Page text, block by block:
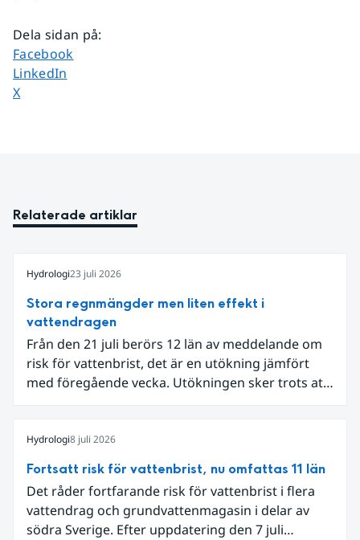
Dela sidan på:
Dela sidan på
Facebook
Dela sidan på
LinkedIn
Dela sidan på
X
Relaterade artiklar
Hydrologi23 juli 2026
Stora regnmängder men liten effekt i
vattendragen
Från den 21 juli berörs 12 län av meddelande om
risk för vattenbrist, det är en utökning jämfört
med föregående vecka. Utökningen sker trots att
och att det på en del håll då kom rikliga
nederbördsmängder.
Hydrologi8 juli 2026
Fortsatt risk för vattenbrist, nu omfattas 11 län
Det råder fortfarande risk för vattenbrist i flera
vattendrag och grundvattenmagasin i delar av
södra Sverige. Efter uppdatering den 7 juli